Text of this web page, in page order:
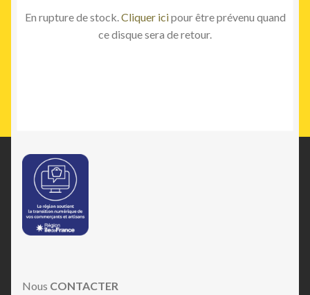
En rupture de stock.Cliquer icipour être prévenu quand
ce disque sera de retour.
Nous CONTACTER